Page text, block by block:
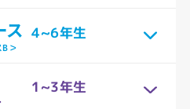
ス 4~6年生
＞
1~3年生